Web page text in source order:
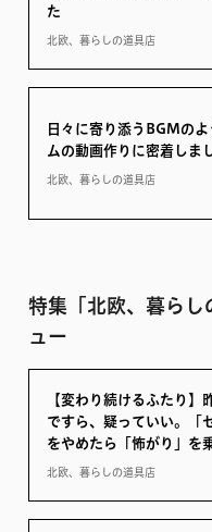
た
北欧、暮らしの道具店
日々に寄り添うBGMのよ
ムの動画作りに密着しま
北欧、暮らしの道具店
特集「北欧、暮らし
ュー
【変わり続けるふたり】
ですら、疑っていい。「
をやめたら「怖がり」を
（佐藤 × 田中）
北欧、暮らしの道具店